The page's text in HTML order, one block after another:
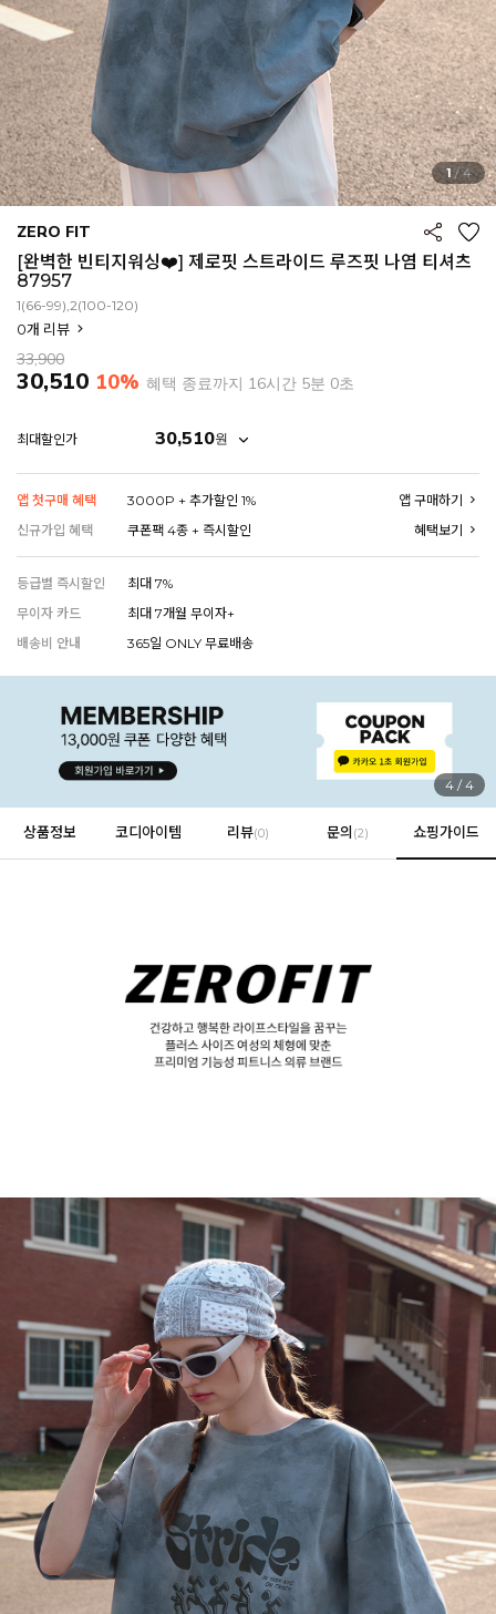
EVERY, SAY
인플루언서 PICK한 지금 꼭 필요한 장마룩!
1 /4
ZERO FIT
[완벽한 빈티지워싱❤️] 제로핏 스트라이드 루즈핏 나염 티셔츠
87957
1(66-99),2(100-120)
0개 리뷰
33,900
30,510 10% 혜택 종료까지 16시간 4분 59초
최대할인가 30,510원
앱 첫구매 혜택 3000P + 추가할인 1%
앱 구매하기
신규가입 혜택
쿠폰팩 4종 + 즉시할인 혜택보기
등급별 즉시할인
최대 7%
무이자 카드
최대 7개월 무이자+
배송비 안내
365일 ONLY 무료배송
4 /4
상품정보 코디아이템 리뷰(0) 문의 (2) 쇼핑가이드